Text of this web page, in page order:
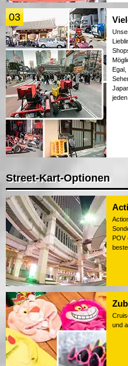
03
Street-Kart-Optionen
POV
und